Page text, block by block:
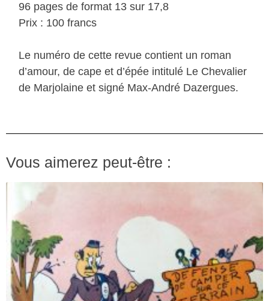
96 pages de format 13 sur 17,8
Prix : 100 francs
Le numéro de cette revue contient un roman
d’amour, de cape et d’épée intitulé Le Chevalier
de Marjolaine et signé Max-André Dazergues.
Vous aimerez peut-être :